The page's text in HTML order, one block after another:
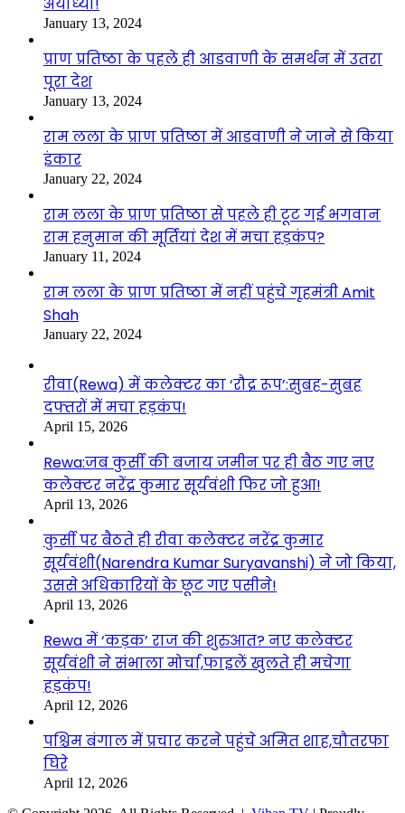
January 13, 2024
प्राण प्रतिष्ठा के पहले ही आडवाणी के समर्थन में उतरा
पूरा देश
January 13, 2024
राम लला के प्राण प्रतिष्ठा में आडवाणी ने जाने से किया
इंकार
January 22, 2024
राम लला के प्राण प्रतिष्ठा से पहले ही टूट गई भगवान
राम हनुमान की मूर्तियां देश में मचा हड़कंप?
January 11, 2024
राम लला के प्राण प्रतिष्ठा में नहीं पहुंचे गृहमंत्री Amit
Shah
January 22, 2024
रीवा(Rewa) में कलेक्टर का ‘रौद्र रूप’:सुबह-सुबह
दफ्तरों में मचा हड़कंप!
April 15, 2026
Rewa:जब कुर्सी की बजाय जमीन पर ही बैठ गए नए
कलेक्टर नरेंद्र कुमार सूर्यवंशी फिर जो हुआ!
April 13, 2026
कुर्सी पर बैठते ही रीवा कलेक्टर नरेंद्र कुमार
सूर्यवंशी(Narendra Kumar Suryavanshi) ने जो किया,
उससे अधिकारियों के छूट गए पसीने!
April 13, 2026
Rewa में ‘कड़क’ राज की शुरुआत? नए कलेक्टर
सूर्यवंशी ने संभाला मोर्चा,फाइलें खुलते ही मचेगा
हड़कंप!
April 12, 2026
पश्चिम बंगाल में प्रचार करने पहुंचे अमित शाह,चौतरफा
घिरे
April 12, 2026